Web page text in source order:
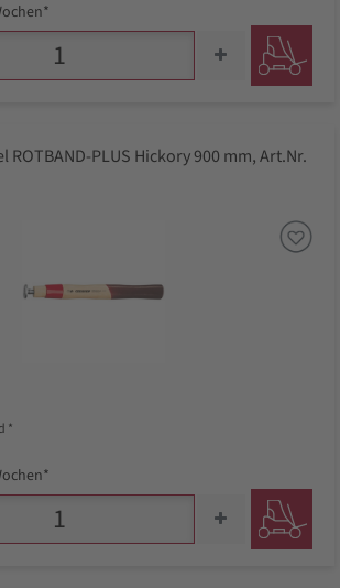
ROTBAND-PLUS Hickory 900 mm, Art.Nr.
*